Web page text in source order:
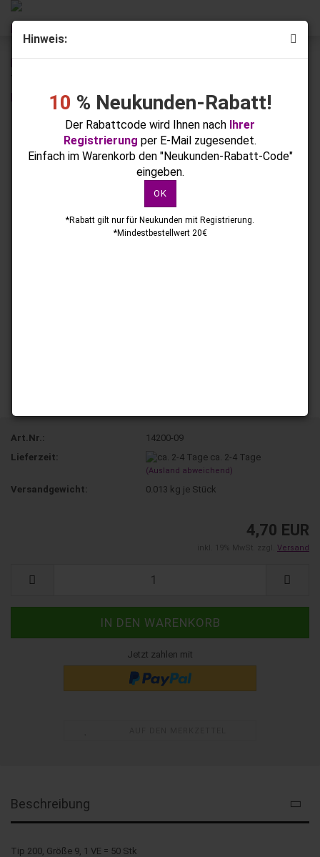
Hinweis:
10 % Neukunden-Rabatt!
Der Rabattcode wird Ihnen nach Ihrer
Registrierung per E-Mail zugesendet.
Einfach im Warenkorb den "Neukunden-Rabatt-Code"
eingeben.
OK
*Rabatt gilt nur für Neukunden mit Registrierung.
*Mindestbestellwert 20€
« Erster « zurück weiter »
Letzter »
77
Tip 200, Größe 9, 1 VE = 50 Stk
Art.Nr.:
14200-09
Lieferzeit:
ca. 2-4 Tage
(Ausland abweichend)
Versandgewicht: 0.013 kg je Stück
4,70 EUR
Versand
Jetzt zahlen mit
Beschreibung
Tip 200, Größe 9, 1 VE = 50 Stk